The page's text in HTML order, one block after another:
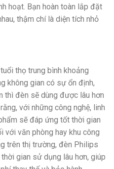
hoạt. Bạn hoàn toàn lắp đặt
thậm chí là diện tích nhỏ
thọ trung bình khoảng
không gian có sự ổn định,
thì đèn sẽ dùng được lâu hơn
với những công nghệ, linh
sẽ đáp ứng tốt thời gian
với văn phòng hay khu công
trên thị trường, đèn Philips
gian sử dụng lâu hơn, giúp